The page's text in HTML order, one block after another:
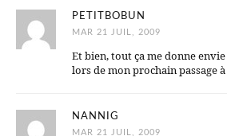
PETITBOBUN
MAR 21 JUIL, 2009
Et bien, tout ça me donne
lors de mon prochain passage
NANNIG
MAR 21 JUIL, 2009